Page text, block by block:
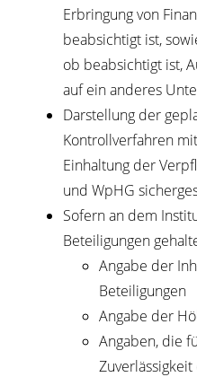
Erbringung von
beabsichtigt ist,
ob beabsichtigt ist,
auf ein anderes
Darstellung der
Kontrollverfahren
Einhaltung der
und WpHG
Sofern an dem
Beteiligungen
Angabe der
Beteiligungen
Angabe der
Angaben, die